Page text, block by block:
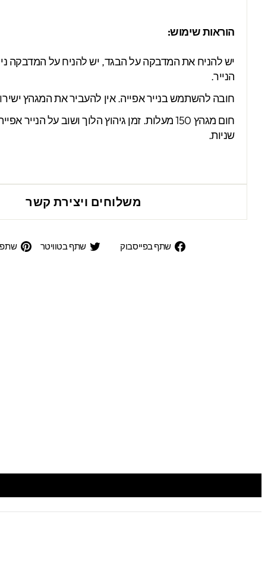
הוראות שימוש:
יש להניח את המדבקה על הבגד, יש להניח על המדבקה
הנייר.
חובה להשתמש בנייר אפייה. אין להעביר את המגהץ
שניות.
משלוחים ויצירת קשר
שתף בפייסבוק
שתף שתף בטוויטר
שתף